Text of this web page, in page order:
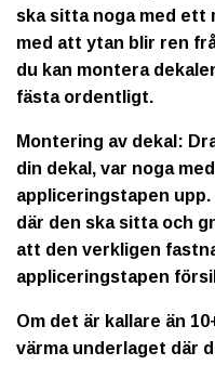
ska sitta noga med ett
med att ytan blir ren
du kan montera
fästa ordentligt.
Montering av dekal:
din dekal, var noga
appliceringstapen
där den ska sitta och
att den verkligen
appliceringstapen
Om det är kallare än
värma underlaget där